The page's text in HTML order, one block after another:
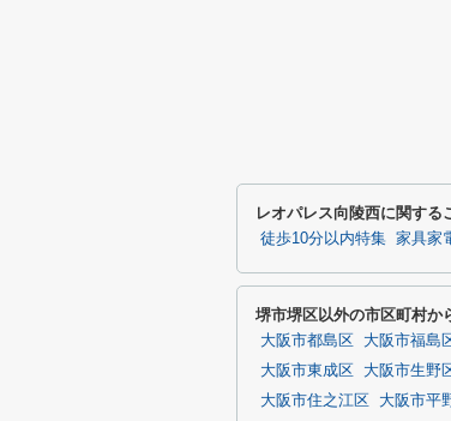
レオパレス向陵西に関する
徒歩10分以内特集 家具家
堺市堺区以外の市区町村か
大阪市都島区 大阪市福島
大阪市東成区
大阪市生野
大阪市住之江区
大阪市平